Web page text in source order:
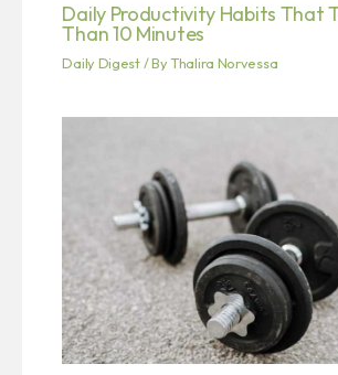
Daily Productivity Habits That
Than 10 Minutes
Daily Digest/ ByThalira Norvessa